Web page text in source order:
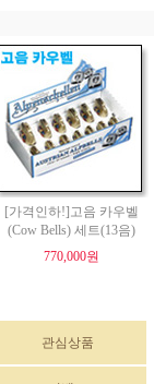
[가격인하!]고음 카우벨
(Cow Bells) 세트(13음)
770,000원
관심상품